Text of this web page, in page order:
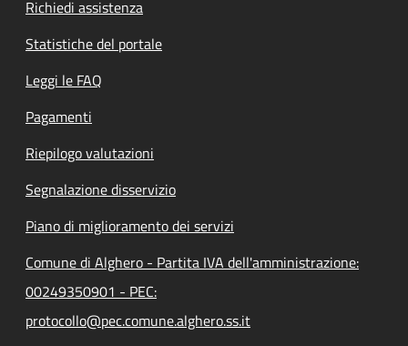
Richiedi assistenza
Statistiche del portale
Leggi le FAQ
Pagamenti
Riepilogo valutazioni
Segnalazione disservizio
Piano di miglioramento dei servizi
Comune di Alghero - Partita IVA dell'amministrazione:
00249350901 - PEC:
protocollo@pec.comune.alghero.ss.it